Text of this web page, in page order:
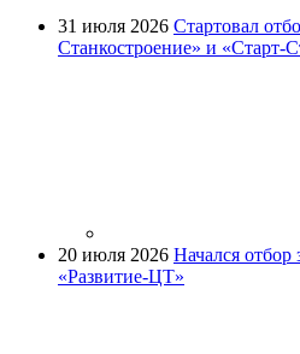
31 июля 2026 Стартовал
Станкостроение» и «Старт-
20 июля 2026 Начался отбор
«Развитие-ЦТ»